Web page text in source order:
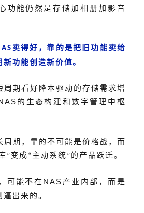
功能仍然是存储加相册加影音
卖得好，靠的是把旧功能卖给
新功能创造新价值。
周期看好降本驱动的存储需求增
的生态构建和数字管理中枢
周期，靠的不可能是价格战，而
” 变成 “ 主动系统 ” 的产品跃迁。
可能不在 NAS 产业内部，而是
出来的。